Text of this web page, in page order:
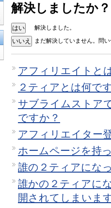
解決しましたか？
解決しました。
まだ解決していません。問
アフィリエイトと
２ティアとは何で
サブライムストア
ですか？
アフィリエイター
ホームページを持
誰の２ティアにな
誰かの２ティアに
開されてしまいま